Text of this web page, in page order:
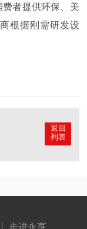
者提供环保、美
根据刚需研发设
返回
列表
走进永亨